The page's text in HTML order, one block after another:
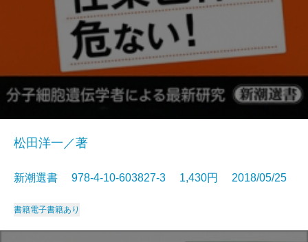
松田洋一／著
新潮選書 978-4-10-603827-3 1,430円 2018/05/25
書籍電子書籍あり